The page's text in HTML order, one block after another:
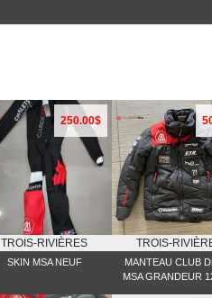
250.00$
TROIS-RIVIÈRES
SKIN MSA NEUF
TROIS-
MANTEAU CLUB
MSA GRANDEUR